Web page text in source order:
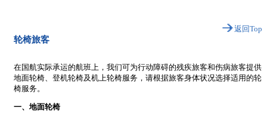
返回Top
轮椅旅客
在国航实际承运的航班上，我们可为行动障碍的残疾旅客和伤病旅客提供
地面轮椅、登机轮椅及机上轮椅服务，请根据旅客身体状况选择适用的轮
椅服务。
一、地面轮椅